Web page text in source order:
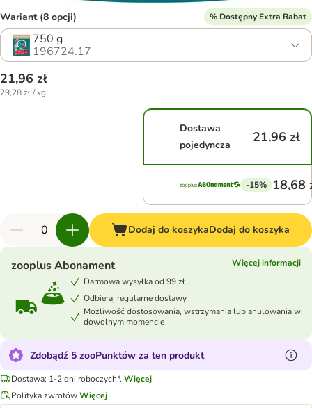
Wariant (8 opcji) % Dostępny Extra Rabat
750 g
196724.17
21,96 zł
29,28 zł / kg
Dostawa
pojedyncza
21,96 zł
-15% 18,68
Dodaj do koszykaDodaj do koszyka
zooplus Abonament
Więcej informacji
Darmowa wysyłka od 99 zł
Odbieraj regularne dostawy
Możliwość dostosowania, wstrzymania lub anulowania w
dowolnym momencie
Zdobądź 5 zooPunktów za ten produkt
Dostawa: 1-2 dni roboczych*. Więcej
Polityka zwrotówWięcej